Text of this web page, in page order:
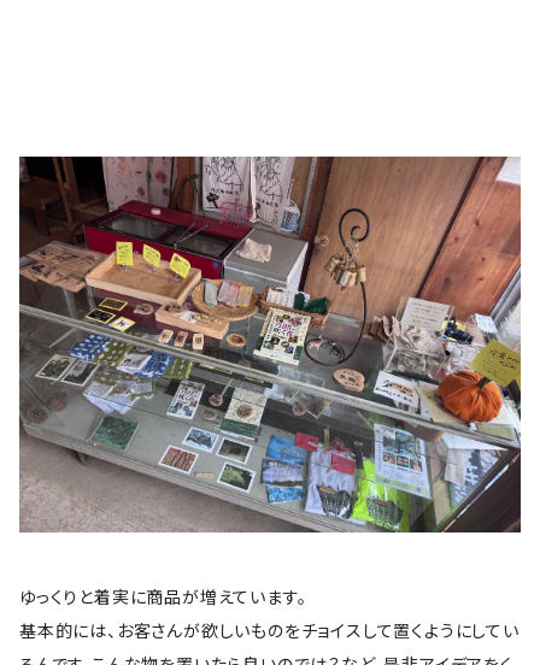
ゆっくりと着実に商品が増えています。
基本的には、お客さんが欲しいものをチョイスして置くようにしてい